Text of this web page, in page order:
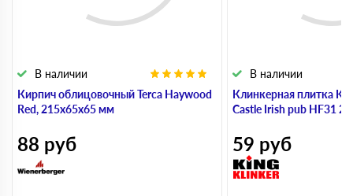
Кирпич облицовочный Terca Haywood
Red, 215х65х65 мм
В наличии
88 руб
Клинкерная плитка
Castle Irish pub HF31
В наличии
59 руб